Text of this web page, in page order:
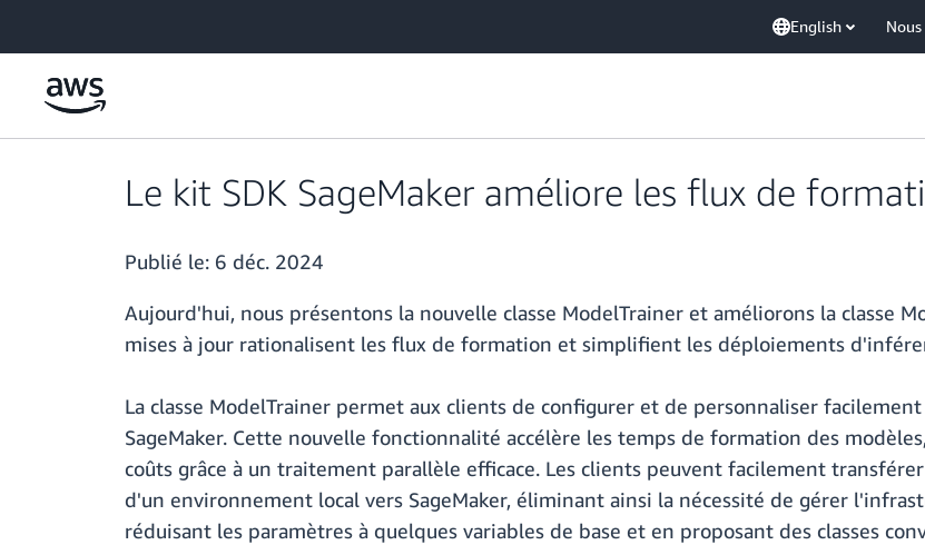
English
Le kit SDK SageMaker améliore les flux de
Publié le: 6 déc. 2024
Aujourd'hui, nous présentons la nouvelle classe ModelTrainer et améliorons la classe
mises à jour rationalisent les flux de formation et simplifient les déploiements
La classe ModelTrainer permet aux clients de configurer et de personnaliser
SageMaker. Cette nouvelle fonctionnalité accélère les temps de formation des
coûts grâce à un traitement parallèle efficace. Les clients peuvent facilement
d'un environnement local vers SageMaker, éliminant ainsi la nécessité de gérer
réduisant les paramètres à quelques variables de base et en proposant des classes